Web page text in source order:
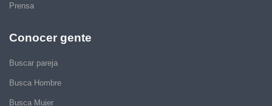
Prensa
Conocer gente
Buscar pareja
Busca Hombre
Busca Mujer